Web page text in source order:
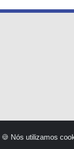
🍪 Nós utilizamos